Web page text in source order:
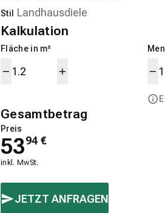
Stil
Kalkulation
Fläche in m²
Gesamtbetrag
Preis
5394 €
inkl. MwSt.
JETZT ANFRAGEN